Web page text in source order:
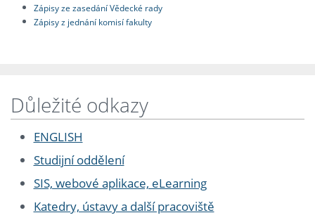
Zápisy ze zasedání Vědecké rady
Zápisy z jednání komisí fakulty
Důležité odkazy
ENGLISH
Studijní oddělení
SIS, webové aplikace, eLearning
Katedry, ústavy a další pracoviště